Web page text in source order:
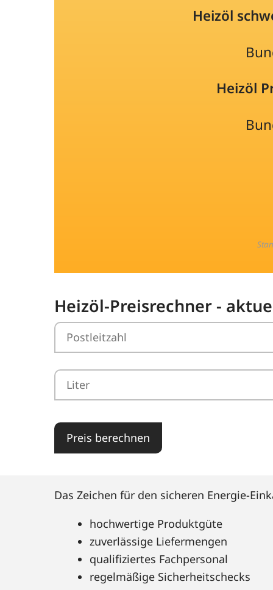
Heizöl
Heizöl
Heizöl-Preisrechner -
Preis berechnen
Das Zeichen für den sicheren Energie-
hochwertige Produktgüte
zuverlässige Liefermengen
qualifiziertes Fachpersonal
regelmäßige Sicherheitschecks